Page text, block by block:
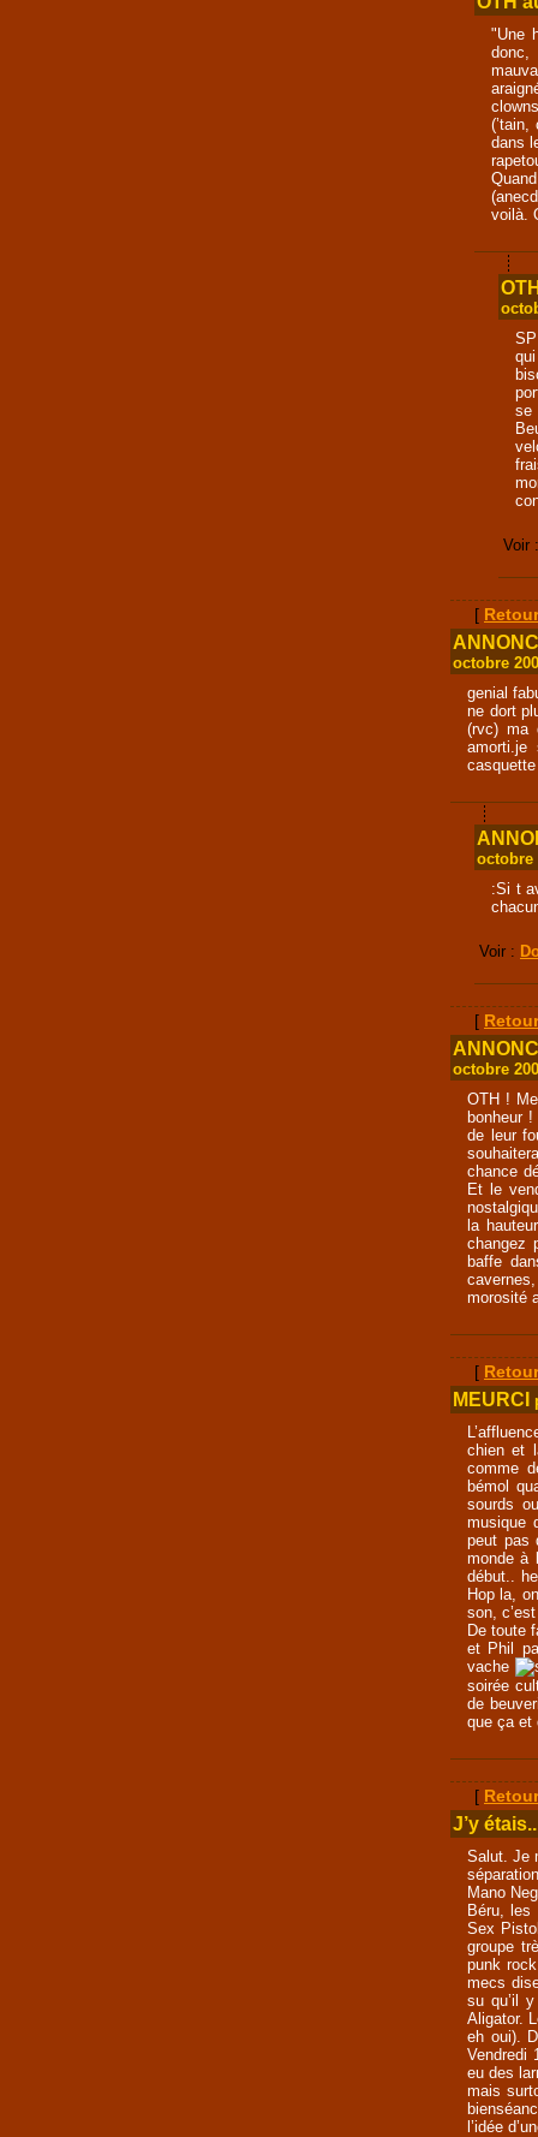
"Une
dans
voilà.
se
Voir
[
octobre
genial
ne dort
(rvc) ma
octobre
:Si t
Voir :
[
octobre
OTH !
bonheur
de leur
chance
Et le
la
changez
baffe
morosité
[
MEURCI
chien et
comme
bémol
sourds
musique
peut pas
monde à
début..
Hop la,
son,
De toute
et Phil
vache
soirée
de
que ça et
[
J’y
Salut. Je
Mano
Béru, les
Sex
groupe
punk
mecs
su qu’il
Aligator.
eh oui).
Vendredi
eu des
mais
l’idée